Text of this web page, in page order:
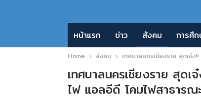
หน้าแรก ข่าว สังคม การศึก
Home สังคม เทศบาลนครเชียงราย สุดเจ๋ง
เทศบาลนครเชียงราย สุด
ไฟ แอลอีดี โคมไฟสาธารณ